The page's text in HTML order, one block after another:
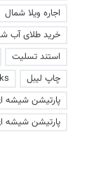
اجاره ویلا شمال
خرید طلای آب
استند تسلیت
چاپ لیبل
پارتیشن شیشه
پارتیشن شیشه